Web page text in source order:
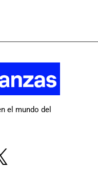
el mundo del